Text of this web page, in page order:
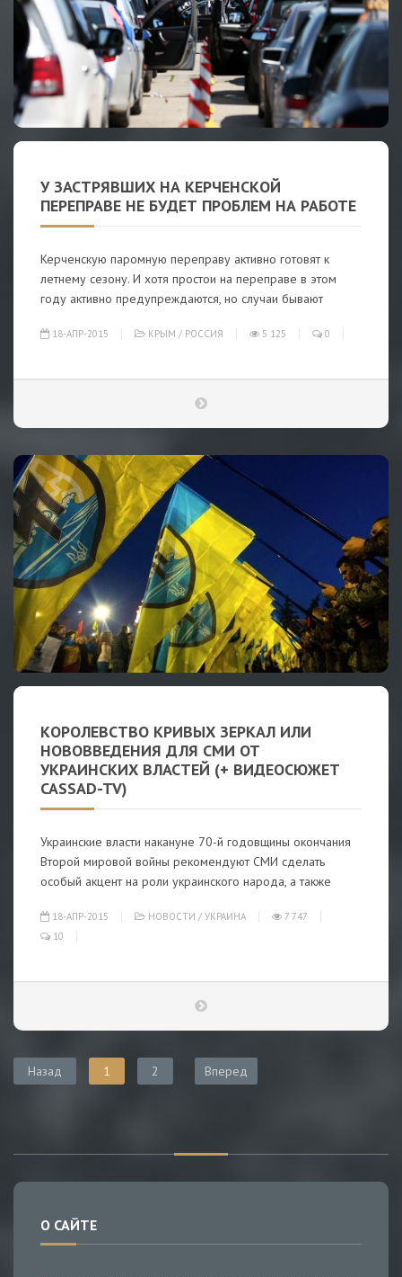
У ЗАСТРЯВШИХ НА КЕРЧЕНСКОЙ
ПЕРЕПРАВЕ НЕ БУДЕТ ПРОБЛЕМ НА РАБОТЕ
Керченскую паромную переправу активно готовят к
летнему сезону. И хотя простои на переправе в этом
году активно предупреждаются, но случаи бывают
18-АПР-2015 КРЫМ / РОССИЯ 5 125 0
КОРОЛЕВСТВО КРИВЫХ ЗЕРКАЛ ИЛИ
НОВОВВЕДЕНИЯ ДЛЯ СМИ ОТ
УКРАИНСКИХ ВЛАСТЕЙ (+ ВИДЕОСЮЖЕТ
CASSAD-TV)
Украинские власти накануне 70-й годовщины окончания
Второй мировой войны рекомендуют СМИ сделать
особый акцент на роли украинского народа, а также
18-АПР-2015 НОВОСТИ / УКРАИНА
7 747
10
Назад 1 2 Вперед
О САЙТЕ